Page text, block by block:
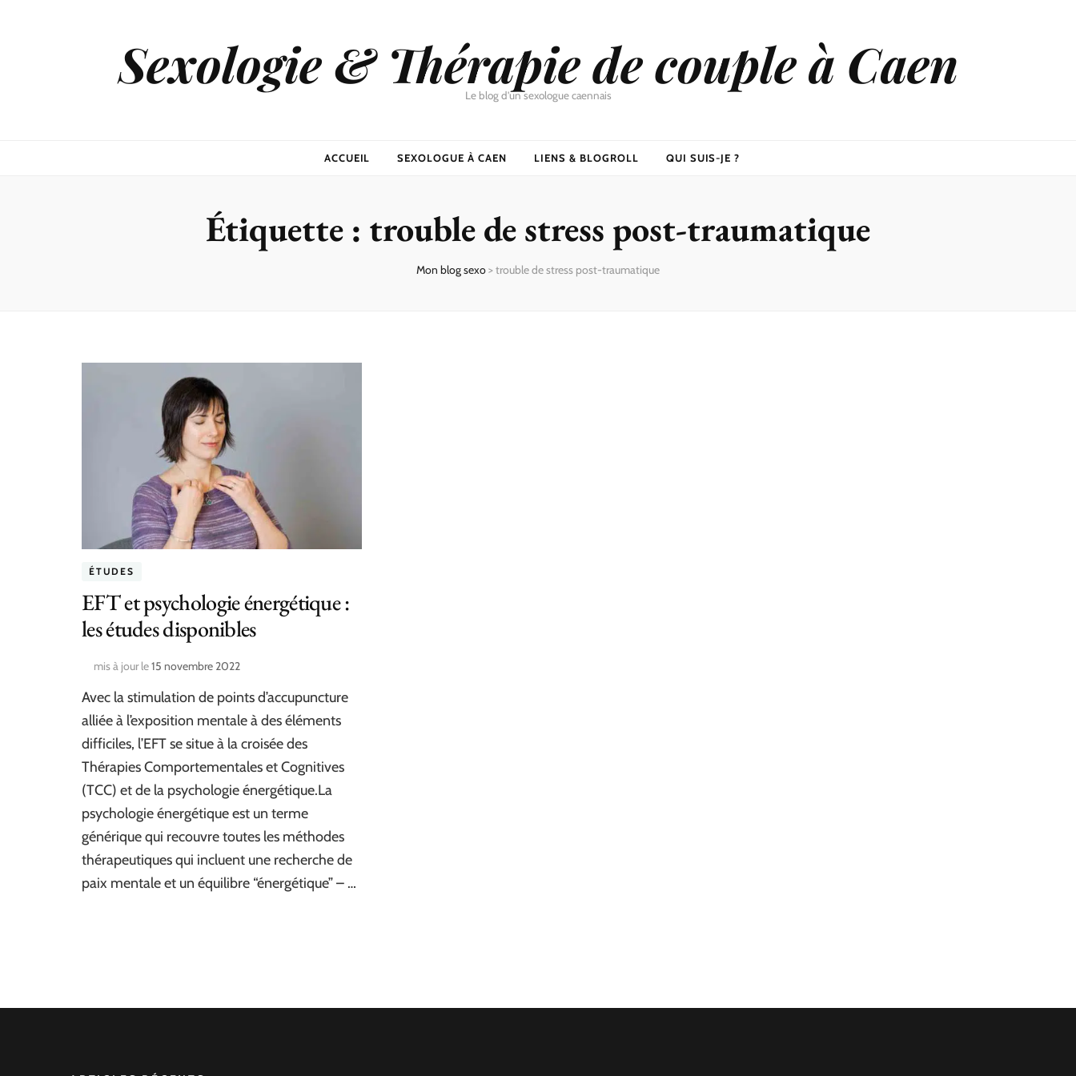
Sexologie & Thérapie de couple à Caen
Le blog d'un sexologue caennais
ACCUEIL SEXOLOGUE À CAEN LIENS & BLOGROLL QUI SUIS-JE ?
Étiquette : trouble de stress post-traumatique
Mon blog sexo>trouble de stress post-traumatique
ÉTUDES
EFT et psychologie énergétique :
les études disponibles
mis à jour le15 novembre 2022
Avec la stimulation de points d’accupuncture
alliée à l’exposition mentale à des éléments
difficiles, l’EFT se situe à la croisée des
Thérapies Comportementales et Cognitives
(TCC) et de la psychologie énergétique.La
psychologie énergétique est un terme
générique qui recouvre toutes les méthodes
thérapeutiques qui incluent une recherche de
paix mentale et un équilibre “énergétique” – …